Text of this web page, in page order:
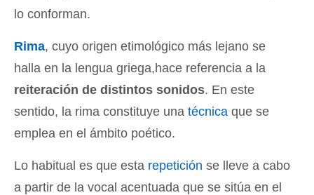
lo conforman.
Rima, cuyo origen etimológico más lejano se
halla en la lengua griega,hace referencia a la
reiteración de distintos sonidos. En este
sentido, la rima constituye una técnica que se
emplea en el ámbito poético.
Lo habitual es que esta repetición se lleve a cabo
a partir de la vocal acentuada que se sitúa en el